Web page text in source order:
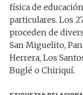
física de
particulares. Los
proceden de
San Miguelito,
Herrera, Los
Buglé o Chiriquí.